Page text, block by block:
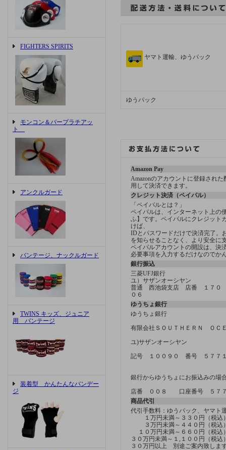
FIGHTERS SPIRITS
モンコン＆パープラチアッ
ト
アンクルガード
バンテージ、ナックルガード
TWINS キッズ、ジュニア
用 バンテージ
装着型 かんたんなバンデー
ジ
ヤマト運輸、ゆうパック
ゆうパック
Amazon Pay
Amazonのアカウントに登録され
用して決済できます。
クレジット決済（ペイパル）
「ペイパルとは？」
ペイパルは、インターネット上の
ふ】です。ペイパルにクレジット
けば、
IDとパスワードだけで決済完了。
を知らせることなく、より安全に
ペイパルアカウントの開設は、決
必要事項を入力するだけなのでか
銀行振込
三菱UFJ銀行
ユ）サザンオーシヤン
普通 西池袋支店 店番 １７０
０６
ゆうちょ銀行
ゆうちょ銀行
有限会社ＳＯＵＴＨＥＲＮ ＯＣ
ユ)サザンオーシヤン
記号 １００９０ 番号 ５７７
銀行からゆうちょにお振込みの場
店番 ００８ 口座番号 ５７７
商品代引
代引手数料：ゆうパック、ヤマ
１万円未満～３３０円（税込
３万円未満～４４０円（税込
１０万円未満～６６０円（税込
３０万円未満～１,１００円（税込
３０万円以上 別途ご案内致しま